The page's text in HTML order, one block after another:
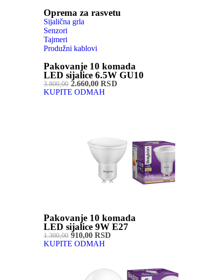
Oprema za rasvetu
Sijalična grla
Senzori
Tajmeri
Produžni kablovi
Pakovanje 10 komada
LED sijalice 6.5W GU10
3.800,002.660,00 RSD
KUPITE ODMAH
Pakovanje 10 komada
LED sijalice 9W E27
1.300,00910,00 RSD
KUPITE ODMAH